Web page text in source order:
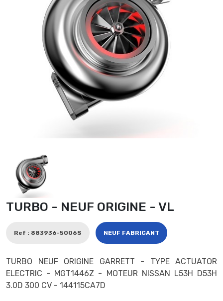
TURBO - NEUF ORIGINE - VL
Ref : 883936-5006S NEUF FABRICANT
TURBO NEUF ORIGINE GARRETT - TYPE ACTUATOR
ELECTRIC - MGT1446Z - MOTEUR NISSAN L53H D53H
3.0D 300 CV - 144115CA7D